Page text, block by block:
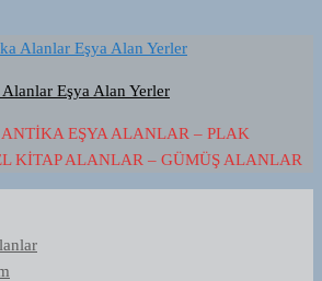
Eşya Alan Yerler
EŞYA ALANLAR – PLAK
KITAP ALANLAR – GÜMÜŞ ALANLAR